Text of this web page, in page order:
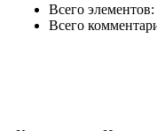
Всего элементов:
Всего